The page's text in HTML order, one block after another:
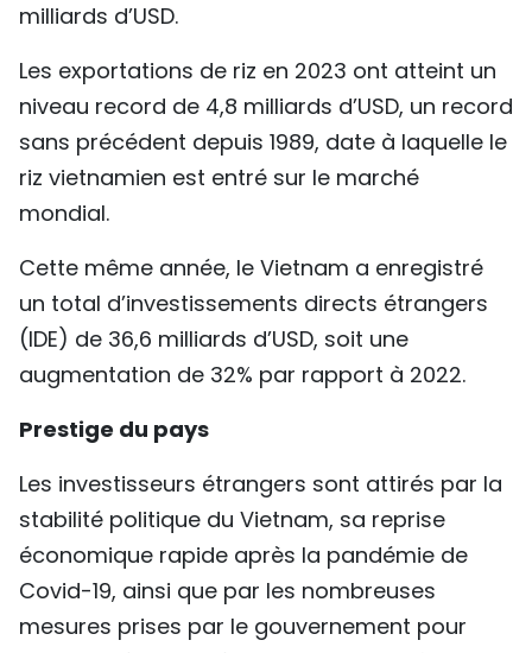
milliards d’USD.
Les exportations de riz en 2023 ont atteint un
niveau record de 4,8 milliards d’USD, un record
sans précédent depuis 1989, date à laquelle le
riz vietnamien est entré sur le marché
mondial.
Cette même année, le Vietnam a enregistré
un total d’investissements directs étrangers
(IDE) de 36,6 milliards d’USD, soit une
augmentation de 32% par rapport à 2022.
Prestige du pays
Les investisseurs étrangers sont attirés par la
stabilité politique du Vietnam, sa reprise
économique rapide après la pandémie de
Covid-19, ainsi que par les nombreuses
mesures prises par le gouvernement pour